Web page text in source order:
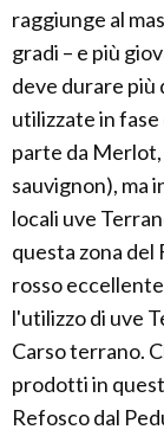
raggiunge al
gradi – e più
deve durare più
utilizzate in
parte da
sauvignon), ma
locali uve
questa zona del
rosso
l'utilizzo di uve
Carso terrano.
prodotti in
Refosco dal